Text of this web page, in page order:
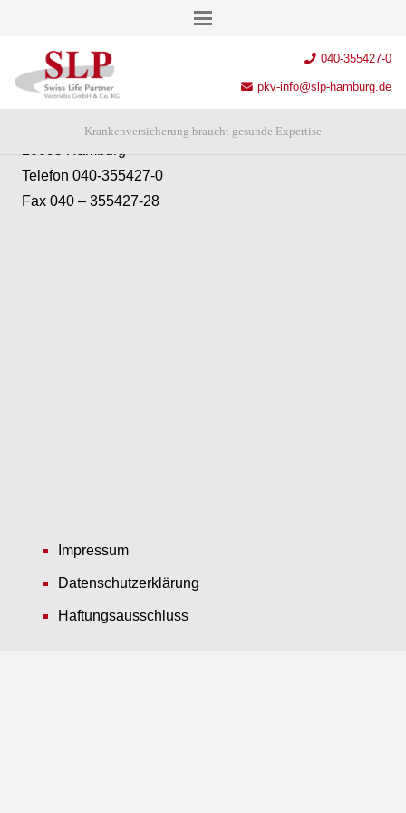
040-355427-0
pkv-info@slp-hamburg.de
Krankenversicherung braucht gesunde Expertise
SLP Swiss Life Partner Vertriebs GmbH & Co. KG
Chilehaus – Eingang A
Fischertwiete 2
Telefon 040-355427-0
Fax 040 – 355427-28
Impressum
Datenschutzerklärung
Haftungsausschluss